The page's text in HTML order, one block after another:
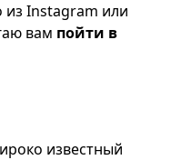
из Instagram или
вам пойти в
известный